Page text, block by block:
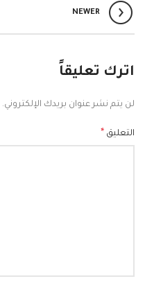
NEWER
اترك تعليقاً
لن يتم نشر عنوان بريدك الإلكتروني.
التعليق *